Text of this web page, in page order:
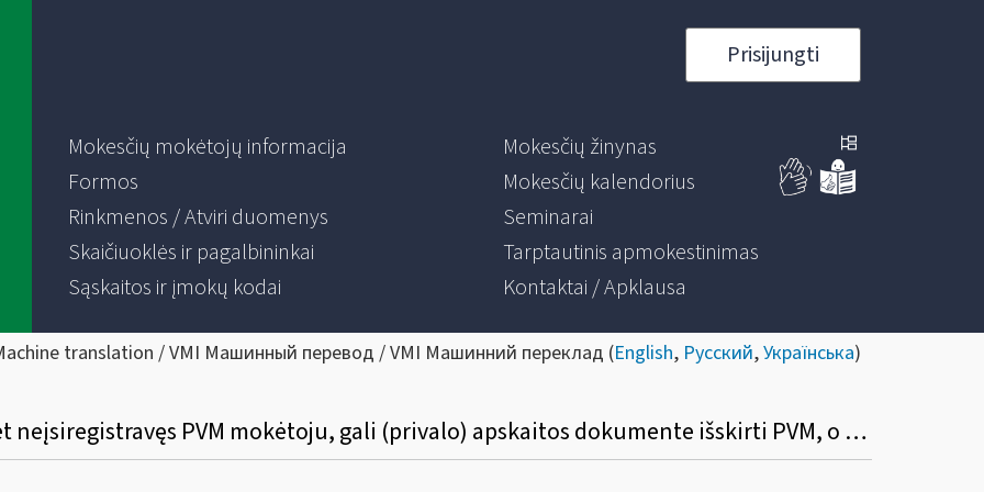
Prisijungti
Mokesčių mokėtojų informacija
Formos
Rinkmenos / Atviri duomenys
Skaičiuoklės ir pagalbininkai
Sąskaitos ir įmokų kodai
Mokesčių žinynas
Mokesčių kalendorius
Seminarai
Tarptautinis apmokestinimas
Kontaktai / Apklausa
translation / VMI Машинный перевод / VMI Машинний переклад (English, Русский,Українська)
Ar asmuo, viršijęs 45 000 eurų ribą, bet neįsiregistravęs PVM mokėtoju, gali (privalo) apskaitos dokumente išskirti PVM, o pirkėjas turi teisę tokį PVM atskaityti įprasta tvarka?